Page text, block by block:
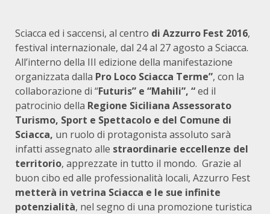
Sciacca ed i saccensi, al centro di Azzurro Fest 2016,
festival internazionale, dal 24 al 27 agosto a Sciacca.
All’interno della III edizione della manifestazione
organizzata dalla Pro Loco Sciacca Terme”, con la
collaborazione di “Futuris” e “Mahili”, “ed il
patrocinio della Regione Siciliana Assessorato
Turismo, Sport e Spettacolo e del Comune di
Sciacca, un ruolo di protagonista assoluto sarà
infatti assegnato alle straordinarie eccellenze del
territorio, apprezzate in tutto il mondo. Grazie al
buon cibo ed alle professionalità locali, Azzurro Fest
metterà in vetrina Sciacca e le sue infinite
potenzialità, nel segno di una promozione turistica